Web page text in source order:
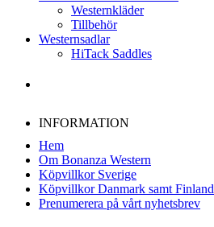
Westernkläder
Tillbehör
Westernsadlar
HiTack Saddles
INFORMATION
Hem
Om Bonanza Western
Köpvillkor Sverige
Köpvillkor Danmark samt Finland
Prenumerera på vårt nyhetsbrev